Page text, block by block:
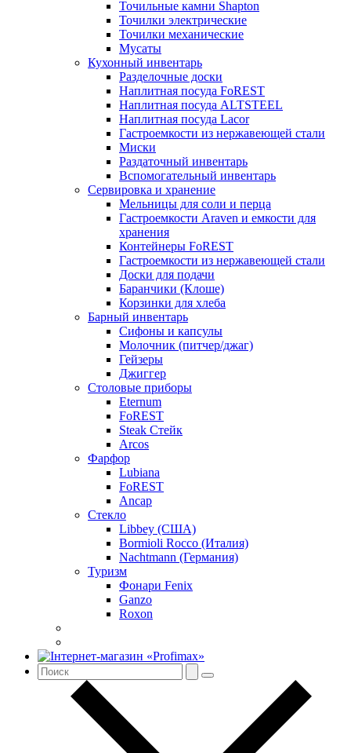
Точильные камни Shapton
Точилки электрические
Точилки механические
Мусаты
Кухонный инвентарь
Разделочные доски
Наплитная посуда FoREST
Наплитная посуда ALTSTEEL
Наплитная посуда Lacor
Гастроемкости из нержавеющей стали
Миски
Раздаточный инвентарь
Вспомогательный инвентарь
Сервировка и хранение
Мельницы для соли и перца
Гастроемкости Araven и емкости для
хранения
Контейнеры FoREST
Гастроемкости из нержавеющей стали
Доски для подачи
Баранчики (Клоше)
Корзинки для хлеба
Барный инвентарь
Сифоны и капсулы
Молочник (питчер/джаг)
Гейзеры
Джиггер
Столовые приборы
Eternum
FoREST
Steak Стейк
Arcos
Фарфор
Lubiana
FoREST
Ancap
Стекло
Libbey (США)
Bormioli Rocco (Италия)
Nachtmann (Германия)
Туризм
Фонари Fenix
Ganzo
Roxon